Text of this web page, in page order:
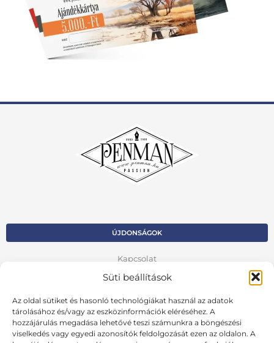
Süti beállítások
Az oldal sütiket és hasonló technológiákat használ az adatok
tárolásához és/vagy az eszközinformációk eléréséhez. A
hozzájárulás megadása lehetővé teszi számunkra a böngészési
viselkedés vagy egyedi azonosítók feldolgozását ezen az oldalon. A
ÚJDONSÁGOK
Kapcsolat
Kosár
Fiók
Adatvédelmi szabályzat